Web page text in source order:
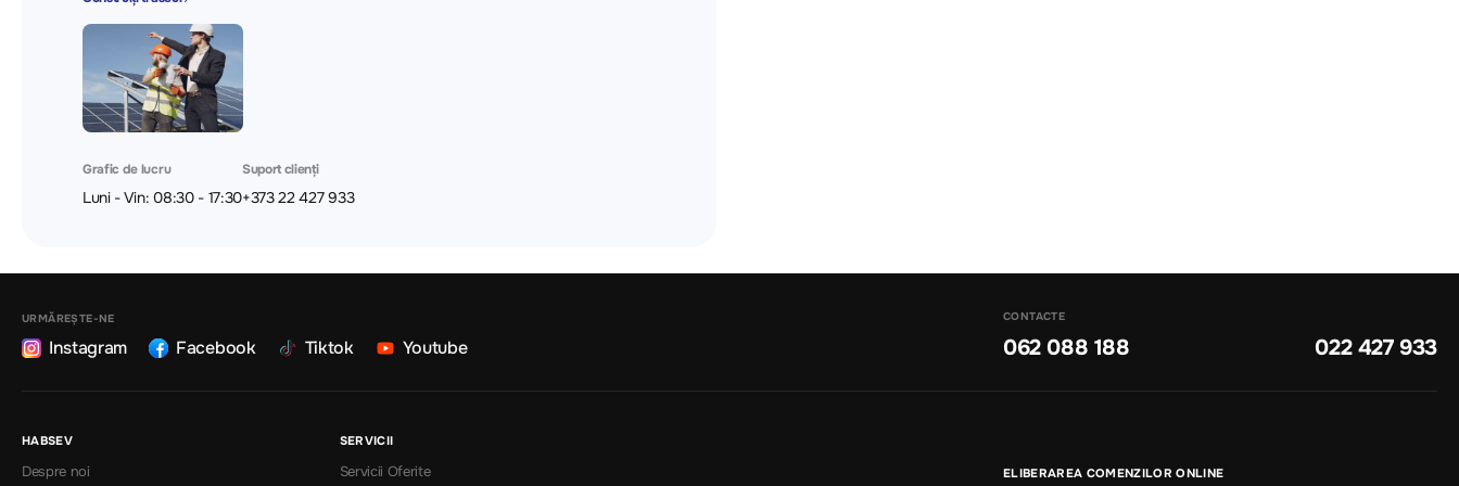
Grafic de lucru
Luni - Vin: 08:30 - 17:30
Suport clienți
+373 22 427 933
URMĂREȘTE-NE
Instagram Facebook Tiktok Youtube
CONTACTE
062 088 188 022 427 933
HABSEV
Despre noi
SERVICII
Servicii Oferite
ELIBERAREA COMENZILOR ONLINE